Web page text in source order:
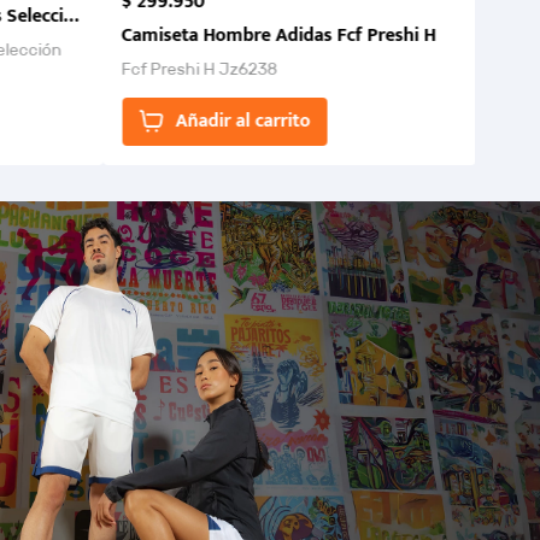
Colombia FCF 2026.
Camiseta Hombre Adidas Fcf Preshi H
Fcf Preshi H Jz6238
Añadir al carrito